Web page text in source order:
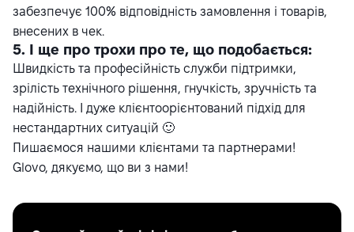
забезпечує 100% відповідність замовлення і товарів,
внесених в чек.
5. І ще про трохи про те, що подобається:
Швидкість та професійність служби підтримки,
зрілість технічного рішення, гнучкість, зручність та
надійність. І дуже клієнтоорієнтований підхід для
нестандартних ситуацій 🙂
Пишаємося нашими клієнтами та партнерами!
Glovo, дякуємо, що ви з нами!